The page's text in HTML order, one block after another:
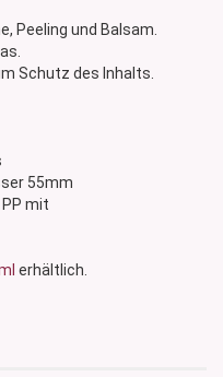
Peeling und Balsam.
Schutz des Inhalts.
55mm
mit
erhältlich.